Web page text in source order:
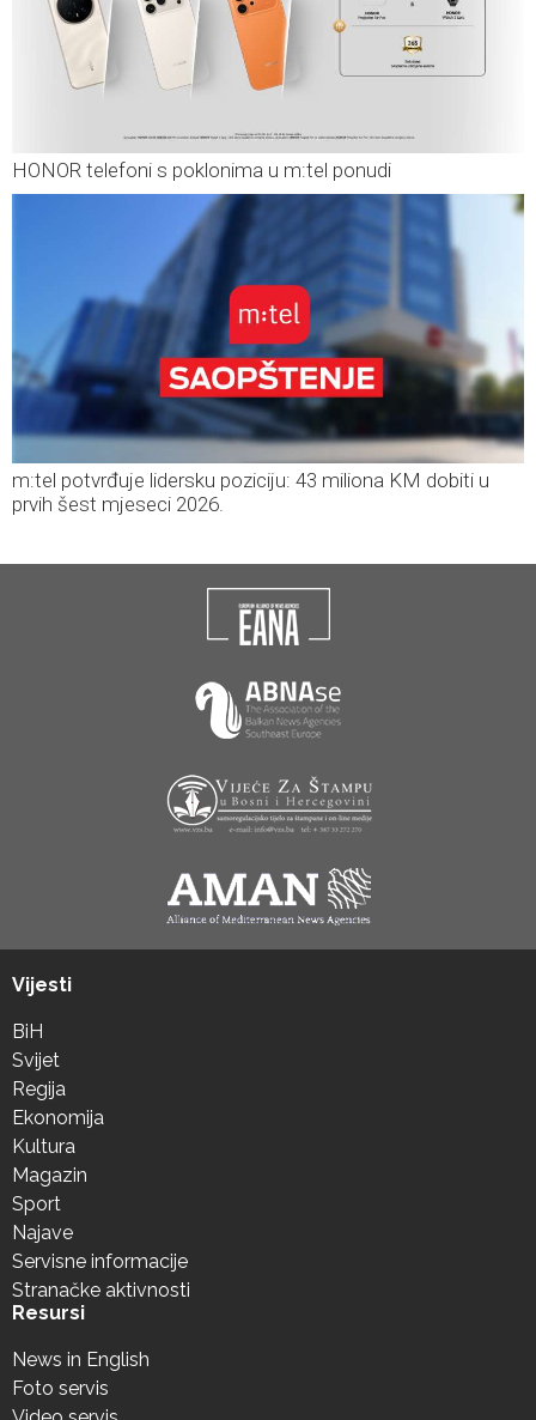
HONOR telefoni s poklonima u m:tel ponudi
m:tel potvrđuje lidersku poziciju: 43 miliona KM dobiti u
prvih šest mjeseci 2026.
Vijesti
BiH
Svijet
Regija
Ekonomija
Kultura
Magazin
Sport
Najave
Servisne informacije
Stranačke aktivnosti
Resursi
News in English
Foto servis